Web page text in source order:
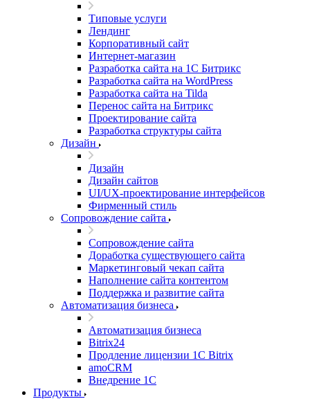
Типовые услуги
Лендинг
Корпоративный сайт
Интернет-магазин
Разработка сайта на 1С Битрикс
Разработка сайта на WordPress
Разработка сайта на Tilda
Перенос сайта на Битрикс
Проектирование сайта
Разработка структуры сайта
Дизайн
Дизайн
Дизайн сайтов
UI/UX-проектирование интерфейсов
Фирменный стиль
Сопровождение сайта
Сопровождение сайта
Доработка существующего сайта
Маркетинговый чекап сайта
Наполнение сайта контентом
Поддержка и развитие сайта
Автоматизация бизнеса
Автоматизация бизнеса
Bitrix24
Продление лицензии 1C Bitrix
amoCRM
Внедрение 1C
Продукты